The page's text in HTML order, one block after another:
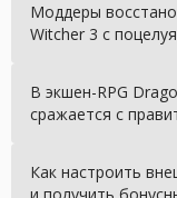
Моддеры
Witcher 3 с
В экшен-RPG
сражается с
Как настроить